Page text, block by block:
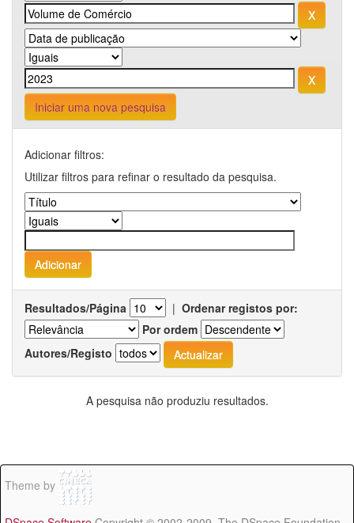
Iniciar uma nova pesquisa
Adicionar filtros:
Utilizar filtros para refinar o resultado da pesquisa.
Resultados/Página | Ordenar registos por:
Por ordem
Autores/Registo
A pesquisa não produziu resultados.
Theme by